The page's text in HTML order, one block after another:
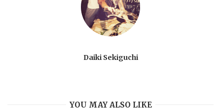
Daiki Sekiguchi
YOU MAY ALSO LIKE